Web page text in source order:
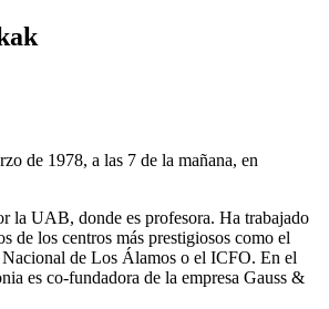
de 1978, a las 7 de la mañana, en
la UAB, donde es profesora. Ha trabajado
de los centros más prestigiosos como el
de Los Álamos o el ICFO. En el
es co-fundadora de la empresa Gauss &